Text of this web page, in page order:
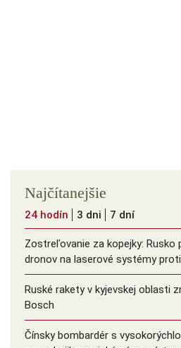
Najčítanejšie
24 hodín 3 dni 7 dní
Zostreľovanie za kopejky: Rusko
dronov na laserové systémy
Ruské rakety v kyjevskej oblasti
Bosch
Čínsky bombardér s